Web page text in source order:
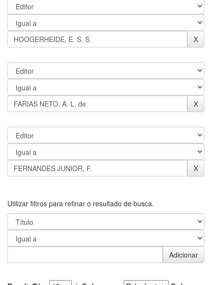
Utilizar filtros para refinar o resultado de busca.